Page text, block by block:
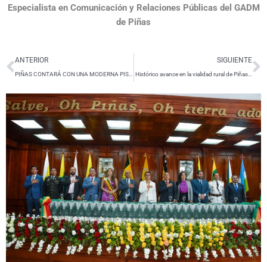
Especialista en Comunicación y Relaciones Públicas del GADM
de Piñas
ANTERIOR
PIÑAS CONTARÁ CON UNA MODERNA PISTA PARA EL CICLISMO EN EL SECTOR EL TRIGAL
SIGUIENTE
Histórico avance en la vialidad rural de Piñas Más de 18 Kilómetros rehabilitados en la parroquia Capiro